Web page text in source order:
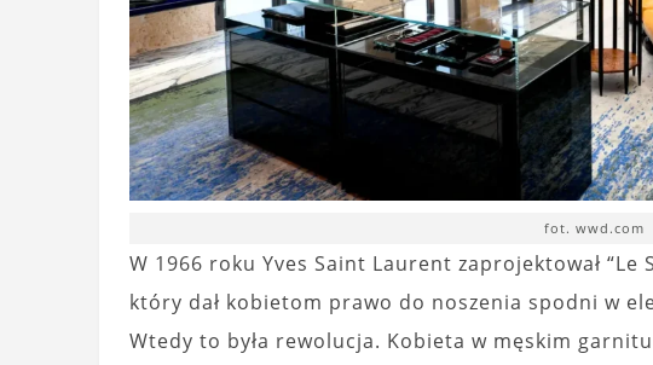
fot. wwd.com
W 1966 roku Yves Saint Laurent zaprojektował
który dał kobietom prawo do noszenia spodni w
Wtedy to była rewolucja. Kobieta w męskim